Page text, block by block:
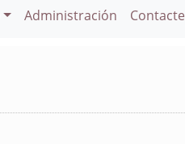
Administración Contacte